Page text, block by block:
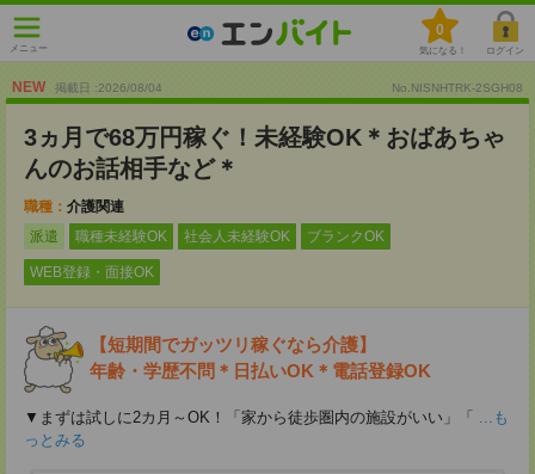
メニュー
0
気になる！ ログイン
NEW 掲載日 :2026/08/04 No.NISNHTRK-2SGH08
3ヵ月で68万円稼ぐ！未経験OK＊おばあちゃ
んのお話相手など＊
職種： 介護関連
派遣
職種未経験OK 社会人未経験OK ブランクOK
WEB登録・面接OK
【短期間でガッツリ稼ぐなら介護】
年齢・学歴不問＊日払いOK＊電話登録OK
▼まずは試しに2カ月～OK！「家から徒歩圏内の施設がいい」「 ...も
っとみる